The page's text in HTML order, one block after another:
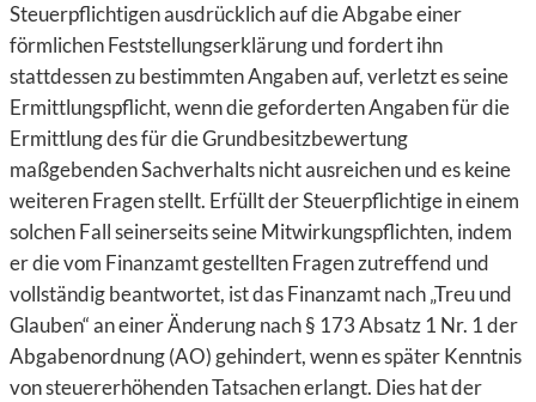
Steuerpflichtigen ausdrücklich auf die Abgabe einer
förmlichen Feststellungserklärung und fordert ihn
stattdessen zu bestimmten Angaben auf, verletzt es seine
Ermittlungspflicht, wenn die geforderten Angaben für die
Ermittlung des für die Grundbesitzbewertung
maßgebenden Sachverhalts nicht ausreichen und es keine
weiteren Fragen stellt. Erfüllt der Steuerpflichtige in einem
solchen Fall seinerseits seine Mitwirkungspflichten, indem
er die vom Finanzamt gestellten Fragen zutreffend und
vollständig beantwortet, ist das Finanzamt nach „Treu und
Glauben“ an einer Änderung nach § 173 Absatz 1 Nr. 1 der
Abgabenordnung (AO) gehindert, wenn es später Kenntnis
von steuererhöhenden Tatsachen erlangt. Dies hat der